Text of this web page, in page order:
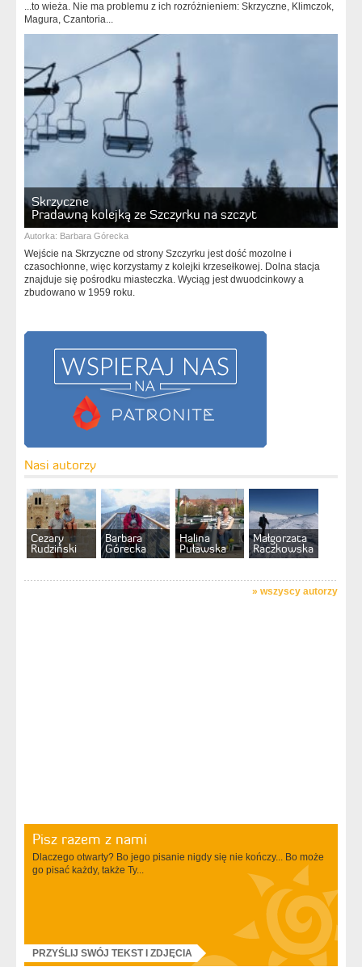
...to wieża. Nie ma problemu z ich rozróżnieniem: Skrzyczne, Klimczok,
Magura, Czantoria...
Skrzyczne
Pradawną kolejką ze Szczyrku na szczyt
Autorka: Barbara Górecka
Wejście na Skrzyczne od strony Szczyrku jest dość mozolne i
czasochłonne, więc korzystamy z kolejki krzesełkowej. Dolna stacja
znajduje się pośrodku miasteczka. Wyciąg jest dwuodcinkowy a
zbudowano w 1959 roku.
Nasi autorzy
Cezary
Rudziński
Barbara
Górecka
Halina
Puławska
Małgorzata
Raczkowska
» wszyscy autorzy
Pisz razem z nami
Dlaczego otwarty? Bo jego pisanie nigdy się nie kończy... Bo może
go pisać każdy, także Ty...
PRZYŚLIJ SWÓJ TEKST I ZDJĘCIA